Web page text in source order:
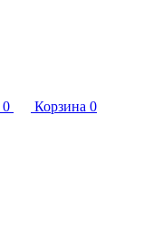
0 Корзина 0